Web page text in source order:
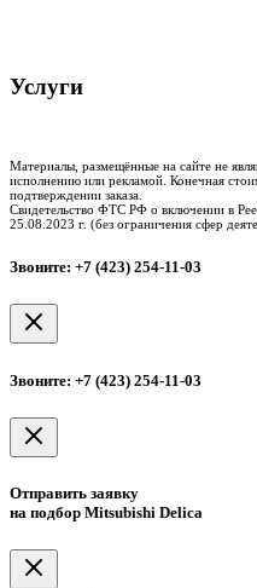
Услуги
Материалы, размещённые на сайте не
исполнению или рекламой. Конечная
подтверждении заказа.
Свидетельство ФТС РФ о включении в
25.08.2023 г. (без ограничения сфер
Звоните: +7 (423) 254-11-03
Звоните: +7 (423) 254-11-03
Отправить заявку
на подбор Mitsubishi Delica